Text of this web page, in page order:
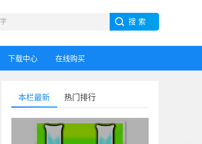
下载中心 在线购买
本栏最新 热门排行